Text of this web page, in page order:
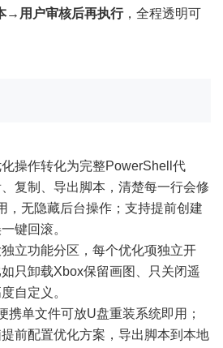
→用户审核后再执行，全程透明可
化操作转化为完整PowerShell代
复制、导出脚本，清楚每一行会修
，无隐藏后台操作；支持提前创建
键回滚。
立功能分区，每个优化项独立开
只卸载Xbox保留画图、只关闭遥
自定义。
携单文件可放U盘重装系统即用；
前配置优化方案，导出脚本到本地